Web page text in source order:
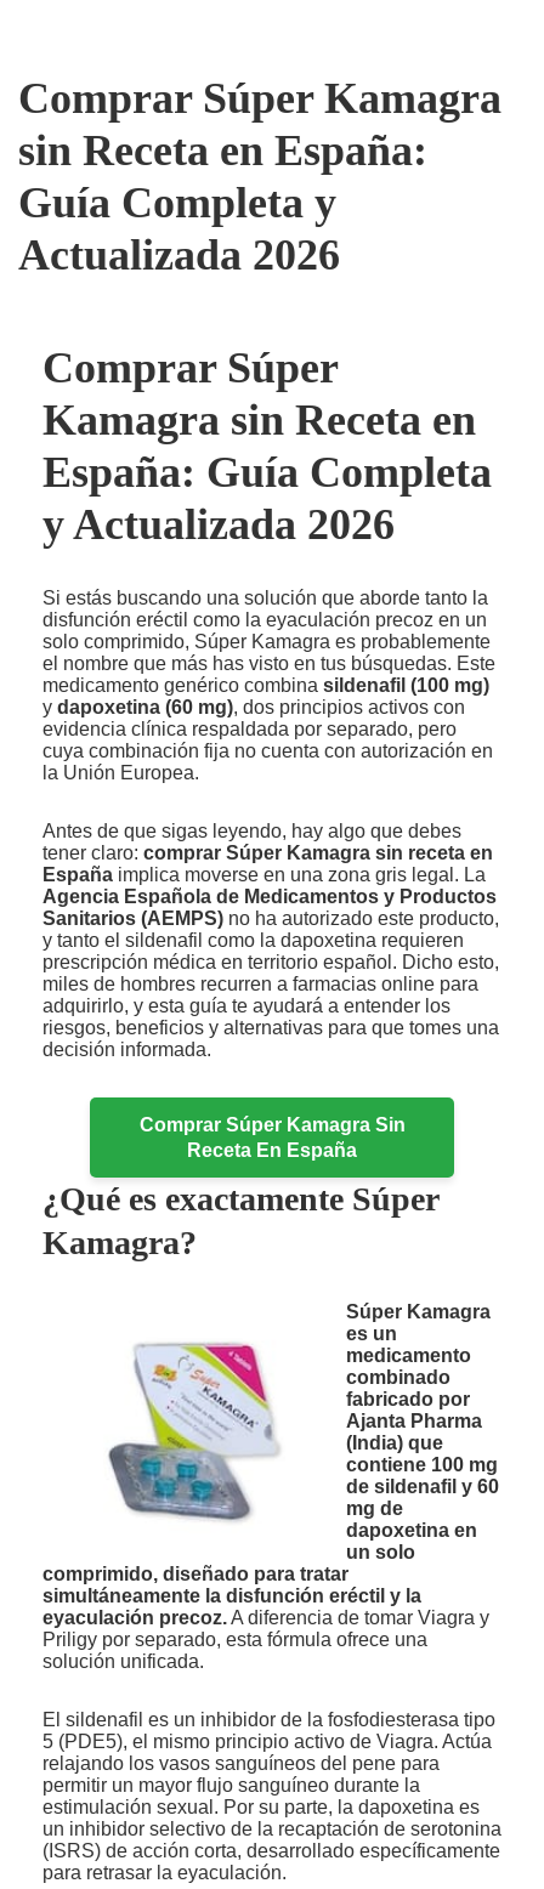
Comprar Súper Kamagra
sin Receta en España:
Guía Completa y
Actualizada 2026
Comprar Súper
Kamagra sin Receta en
España: Guía Completa
y Actualizada 2026
Si estás buscando una solución que aborde tanto la
disfunción eréctil como la eyaculación precoz en un
solo comprimido, Súper Kamagra es probablemente
el nombre que más has visto en tus búsquedas. Este
medicamento genérico combina sildenafil (100 mg)
y dapoxetina (60 mg), dos principios activos con
evidencia clínica respaldada por separado, pero
cuya combinación fija no cuenta con autorización en
la Unión Europea.
Antes de que sigas leyendo, hay algo que debes
tener claro: comprar Súper Kamagra sin receta en
España implica moverse en una zona gris legal. La
Agencia Española de Medicamentos y Productos
Sanitarios (AEMPS) no ha autorizado este producto,
y tanto el sildenafil como la dapoxetina requieren
prescripción médica en territorio español. Dicho esto,
miles de hombres recurren a farmacias online para
adquirirlo, y esta guía te ayudará a entender los
riesgos, beneficios y alternativas para que tomes una
decisión informada.
Comprar Súper Kamagra Sin
Receta En España
¿Qué es exactamente Súper
Kamagra?
Súper Kamagra
es un
medicamento
combinado
fabricado por
Ajanta Pharma
(India) que
contiene 100 mg
de sildenafil y 60
mg de
dapoxetina en
un solo
comprimido, diseñado para tratar
simultáneamente la disfunción eréctil y la
eyaculación precoz.A diferencia de tomar Viagra y
Priligy por separado, esta fórmula ofrece una
solución unificada.
El sildenafil es un inhibidor de la fosfodiesterasa tipo
5 (PDE5), el mismo principio activo de Viagra. Actúa
relajando los vasos sanguíneos del pene para
permitir un mayor flujo sanguíneo durante la
estimulación sexual. Por su parte, la dapoxetina es
un inhibidor selectivo de la recaptación de serotonina
(ISRS) de acción corta, desarrollado específicamente
para retrasar la eyaculación.